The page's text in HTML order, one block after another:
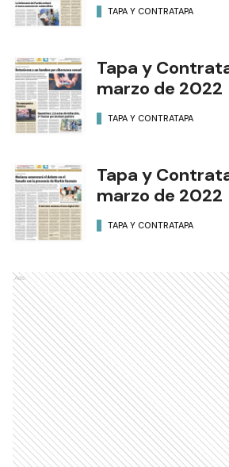
TAPA Y CONTRATAPA
Tapa y
marzo de 2022
TAPA Y CONTRATAPA
Tapa y
marzo de 2022
TAPA Y CONTRATAPA
Ads